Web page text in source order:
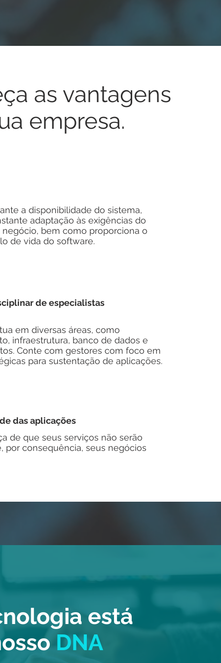
as vantagens
empresa.
a disponibilidade do sistema,
adaptação às exigências do
bem como proporciona o
de vida do software.
de especialistas
em diversas áreas, como
infraestrutura, banco de dados e
Conte com gestores com foco em
para sustentação de aplicações.
das aplicações
de que seus serviços não serão
por consequência, seus negócios
está
DNA